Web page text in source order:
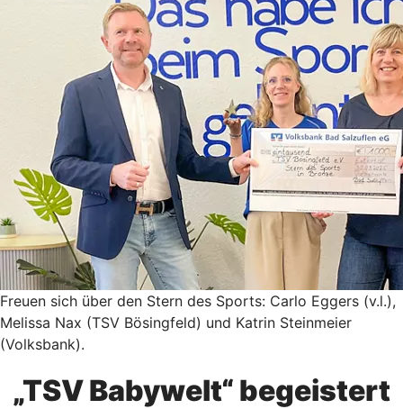
Freuen sich über den Stern des Sports: Carlo Eggers (v.l.),
Melissa Nax (TSV Bösingfeld) und Katrin Steinmeier
(Volksbank).
„TSV Babywelt“ begeistert